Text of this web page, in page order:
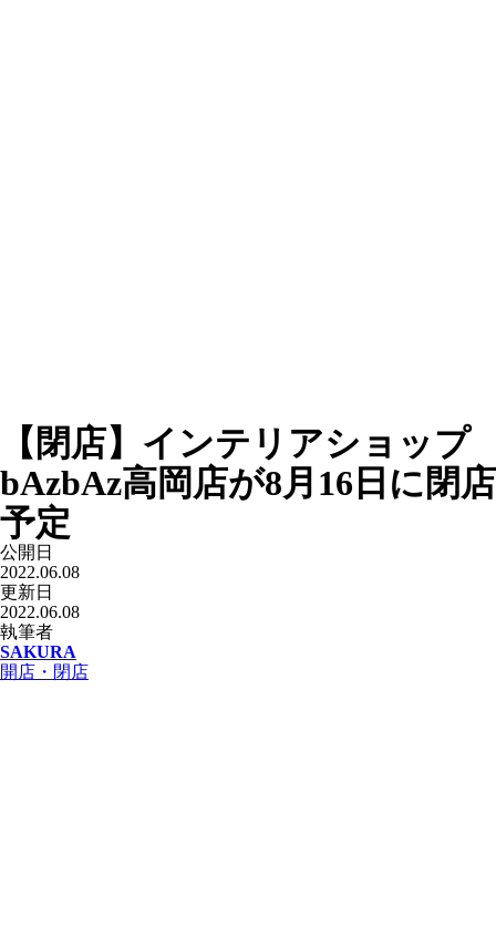
【閉店】インテリアショップ
bAzbAz高岡店が8月16日に閉店
予定
公開日
2022.06.08
更新日
2022.06.08
執筆者
SAKURA
開店・閉店